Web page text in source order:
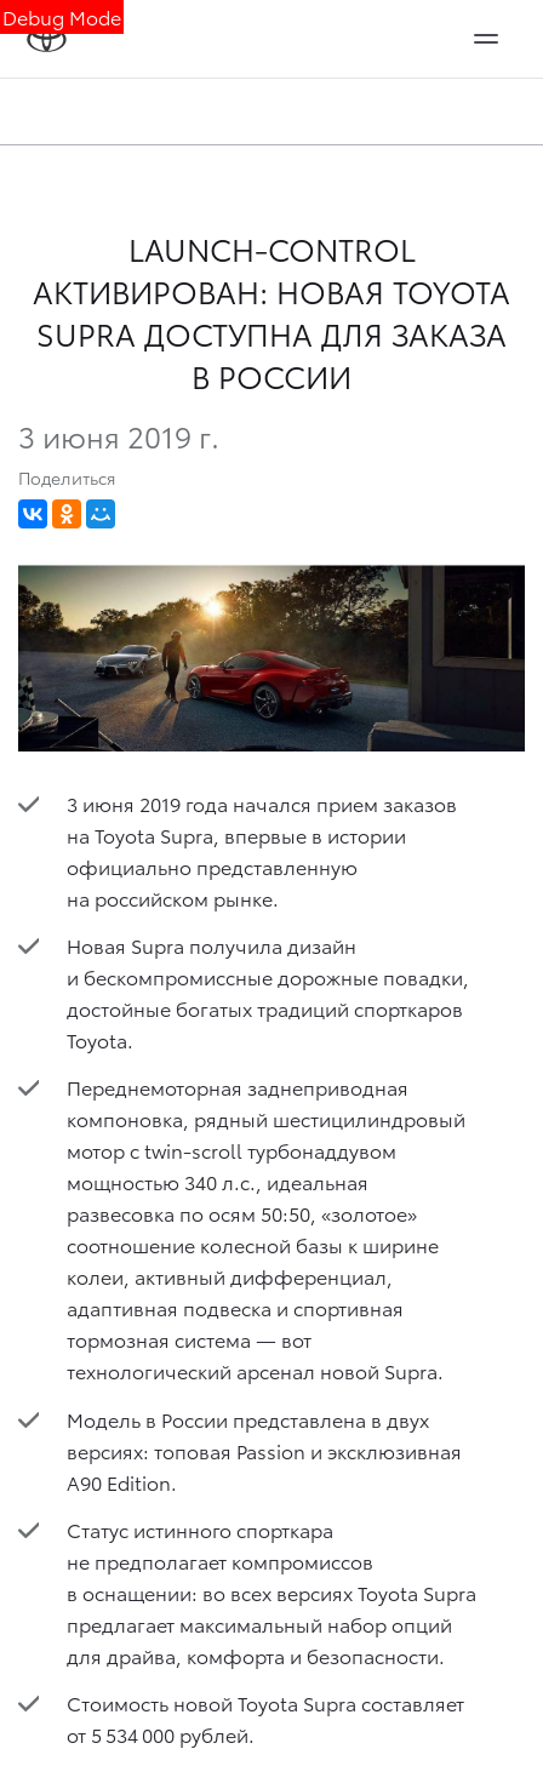
Debug Mode
LAUNCH-CONTROL
АКТИВИРОВАН: НОВАЯ TOYOTA
SUPRA ДОСТУПНА ДЛЯ ЗАКАЗА
В РОССИИ
3 июня 2019 г.
Поделиться
3 июня 2019 года начался прием заказов
на Toyota Supra, впервые в истории
официально представленную
на российском рынке.
Новая Supra получила дизайн
и бескомпромиссные дорожные повадки,
достойные богатых традиций спорткаров
Toyota.
Переднемоторная заднеприводная
компоновка, рядный шестицилиндровый
мотор с twin-scroll турбонаддувом
мощностью 340 л.с., идеальная
развесовка по осям 50:50, «золотое»
соотношение колесной базы к ширине
колеи, активный дифференциал,
адаптивная подвеска и спортивная
тормозная система — вот
технологический арсенал новой Supra.
Модель в России представлена в двух
версиях: топовая Passion и эксклюзивная
A90 Edition.
Статус истинного спорткара
не предполагает компромиссов
в оснащении: во всех версиях Toyota Supra
предлагает максимальный набор опций
для драйва, комфорта и безопасности.
Стоимость новой Toyota Supra составляет
от 5 534 000 рублей.